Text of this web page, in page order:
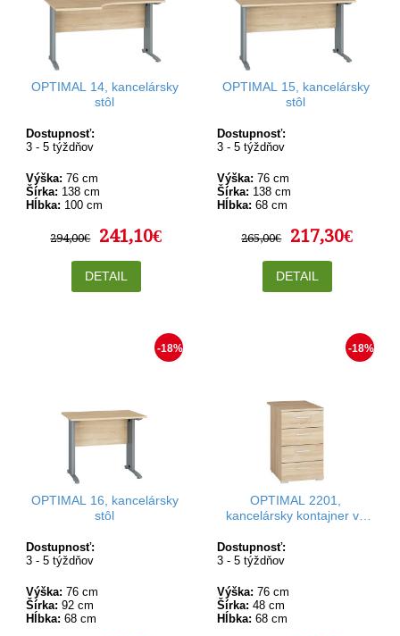
OPTIMAL 14, kancelársky
stôl
Dostupnosť:
3 - 5 týždňov
Výška: 76 cm
Šírka: 138 cm
Hĺbka: 100 cm
294,00€ 241,10€
DETAIL
OPTIMAL 15, kancelársky
stôl
Dostupnosť:
3 - 5 týždňov
Výška: 76 cm
Šírka: 138 cm
Hĺbka: 68 cm
265,00€ 217,30€
DETAIL
-18%
OPTIMAL 16, kancelársky
stôl
Dostupnosť:
3 - 5 týždňov
Výška: 76 cm
Šírka: 92 cm
Hĺbka: 68 cm
-18%
OPTIMAL 2201,
kancelársky kontajner vo
Dostupnosť:
3 - 5 týždňov
Výška: 76 cm
Šírka: 48 cm
Hĺbka: 68 cm